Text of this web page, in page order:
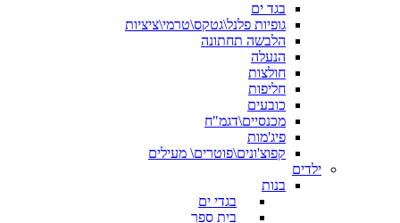
בגד ים
גופיות פלנל\גטקס\טרמי\ציציות
הלבשה תחתונה
הנעלה
חולצות
חליפות
כובעים
מכנסיים\דגמ"ח
פיג'מות
קפוצ'ונים\פוטרים\ מעילים
ילדים
בנות
בגדי ים
בית ספר